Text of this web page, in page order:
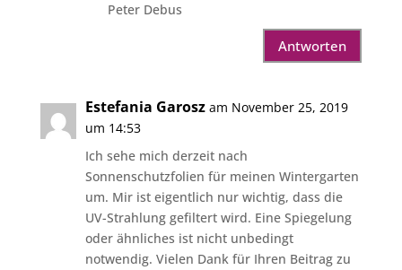
Peter Debus
Antworten
Estefania Garosz am November 25, 2019
um 14:53
Ich sehe mich derzeit nach
Sonnenschutzfolien für meinen Wintergarten
um. Mir ist eigentlich nur wichtig, dass die
UV-Strahlung gefiltert wird. Eine Spiegelung
oder ähnliches ist nicht unbedingt
notwendig. Vielen Dank für Ihren Beitrag zu